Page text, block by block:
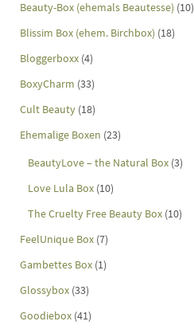
Beauty-Box (ehemals Beautesse) (10)
Blissim Box (ehem. Birchbox) (18)
Bloggerboxx (4)
BoxyCharm (33)
Cult Beauty (18)
Ehemalige Boxen (23)
BeautyLove – the Natural Box (3)
Love Lula Box (10)
The Cruelty Free Beauty Box (10)
FeelUnique Box (7)
Gambettes Box (1)
Glossybox (33)
Goodiebox (41)